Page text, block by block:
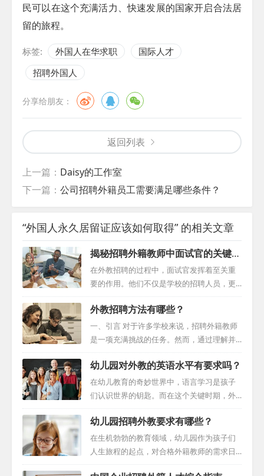
民可以在这个充满活力、快速发展的国家开启合法居
留的旅程。
标签: 外国人在华求职
国际人才
招聘外国人
分享给朋友：
返回列表
上一篇： Daisy的工作室
下一篇： 公司招聘外籍员工需要满足哪些条件？
“外国人永久居留证应该如何取得” 的相关文章
揭秘招聘外籍教师中面试官的关键作
用
在外教招聘的过程中，面试官发挥着至关重
要的作用。他们不仅是学校的招聘人员，更
是学校的形象代表和文化的传播者。本文将
深入探讨面试官在招聘外籍教师过程中的关
键作用，以及如何提高面试官的素质和能
力，以更好地为学校招聘到优秀的外籍教
师。 首先，面试官是学校的第一印象。对于
许多潜在的外籍教师来说，面试是他们了解
学校的第一步。因此，面试官的形象和态度
往往决定了候选人对于学校的整体印象。一
人留下良好的印象，吸引更多高素质的求职
者。 其次，面试官需要充分了解学校的文化
和价值观，以便在面...
外教招聘方法有哪些？
一、引言 对于许多学校来说，招聘外籍教师
是一项充满挑战的任务。然而，通过理解并
应用一系列有效的招聘策略，这个过程可以
变得更加顺利、高效。本篇文章将提供一套
详尽的指南，帮助学校更好地理解和实施外
籍教师招聘的策略。 二、明确招聘需求 在开
始招聘之前，学校需要明确他们对外籍教师
的期望。这包括工作职责、资格要求、教学
风格以及期望的国籍等。清晰明确的职位描
述有助于吸引合适的候选人，并使整个招聘
幼儿园对外教的英语水平有要求吗？
在幼儿教育的奇妙世界中，语言学习是孩子
们认识世界的钥匙。而在这个关键时期，外
籍教师的作用日益凸显。他们不仅带来了不
同的文化视角，还为孩子们创造了丰富的语
言环境。然而，聘请外籍教师并非简单的任
务。他们的选择直接影响到孩子们的语言学
习效果。因此，本文将深入探讨幼儿园在聘
幼儿园招聘外教要求有哪些？
在生机勃勃的教育领域，幼儿园作为孩子们
人生旅程的起点，对合格外籍教师的需求日
益旺盛。尽管双减政策的实施改变了教育行